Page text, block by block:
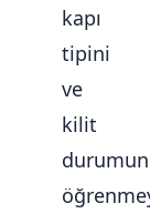
kapı
tipini
ve
kilit